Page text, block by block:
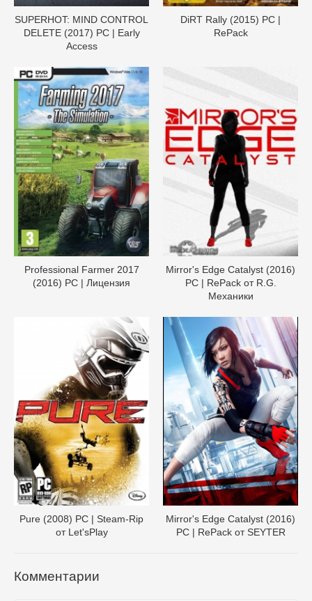
SUPERHOT: MIND CONTROL
DELETE (2017) PC | Early
Access
DiRT Rally (2015) PC |
RePack
Professional Farmer 2017
(2016) PC | Лицензия
Mirror's Edge Catalyst (2016)
PC | RePack от R.G.
Механики
Pure (2008) PC | Steam-Rip
от Let'sРlay
Mirror's Edge Catalyst (2016)
PC | RePack от SEYTER
Комментарии